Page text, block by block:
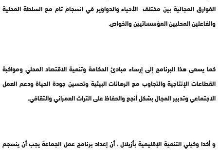
الفوارق المجالية بين مختلف الأحياء والدواوير في انسجام تام مع السلطة المحلية
والفاعلين المحليين المؤسساتيين والخواص.
كما يسعى هذا البرنامج إلى إرساء مبادئ الحكامة وتنمية الاقتصاد المحلي ومواكبة
القطاعات الإنتاجية والتجاوب مع الرهانات البيئية وتحسين جودة الحياة ودعم العمل
الاجتماعي وتدبير المجال بشكل أنجع والحفاظ على التراث العمراني والثقافي.
و أكدا وكيلي التنمية الإقليمية بأزيلال ، أن إعداد برنامج عمل الجماعة يجب أن ينسجم